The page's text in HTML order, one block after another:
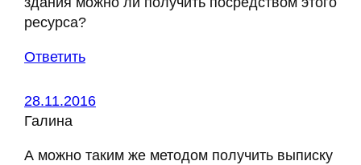
ресурса?
Ответить
28.11.2016
Галина
А можно таким же методом получить выписку